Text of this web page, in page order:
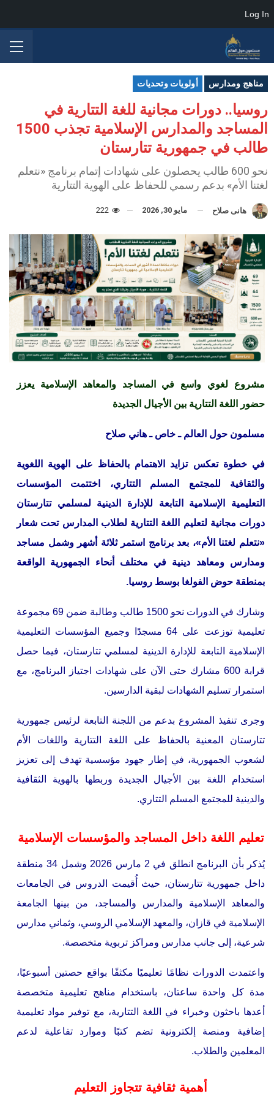
مناهج ومدارس أولويات وتحديات
روسيا.. دورات مجانية للغة التتارية في
المساجد والمدارس الإسلامية تجذب 1500
طالب في جمهورية تتارستان
نحو 600 طالب يحصلون على شهادات إتمام برنامج «نتعلم
لغتنا الأم» بدعم رسمي للحفاظ على الهوية التتارية
هانى صلاح مايو 30, 2026
مشروع لغوي واسع في المساجد والمعاهد الإسلامية يعزز
حضور اللغة التتارية بين الأجيال الجديدة
مسلمون حول العالم ـ خاص ـ هاني صلاح
في خطوة تعكس تزايد الاهتمام بالحفاظ على الهوية اللغوية
والثقافية للمجتمع المسلم التتاري، اختتمت المؤسسات
التعليمية الإسلامية التابعة للإدارة الدينية لمسلمي تتارستان
دورات مجانية لتعليم اللغة التتارية لطلاب المدارس تحت شعار
«نتعلم لغتنا الأم»، بعد برنامج استمر ثلاثة أشهر وشمل مساجد
ومدارس ومعاهد دينية في مختلف أنحاء الجمهورية الواقعة
بمنطقة حوض الفولغا بوسط روسيا.
وشارك في الدورات نحو 1500 طالب وطالبة ضمن 69 مجموعة
تعليمية توزعت على 64 مسجدًا وجميع المؤسسات التعليمية
الإسلامية التابعة للإدارة الدينية لمسلمي تتارستان، فيما حصل
قرابة 600 مشارك حتى الآن على شهادات اجتياز البرنامج، مع
استمرار تسليم الشهادات لبقية الدارسين.
وجرى تنفيذ المشروع بدعم من اللجنة التابعة لرئيس جمهورية
تتارستان المعنية بالحفاظ على اللغة التتارية واللغات الأم
لشعوب الجمهورية، في إطار جهود مؤسسية تهدف إلى تعزيز
استخدام اللغة بين الأجيال الجديدة وربطها بالهوية الثقافية
والدينية للمجتمع المسلم التتاري.
تعليم اللغة داخل المساجد والمؤسسات الإسلامية
يُذكر بأن البرنامج انطلق في 2 مارس 2026 وشمل 34 منطقة
داخل جمهورية تتارستان، حيث أُقيمت الدروس في الجامعات
والمعاهد الإسلامية والمدارس والمساجد، من بينها الجامعة
الإسلامية في قازان، والمعهد الإسلامي الروسي، وثماني مدارس
شرعية، إلى جانب مدارس ومراكز تربوية متخصصة.
واعتمدت الدورات نظامًا تعليميًا مكثفًا بواقع حصتين أسبوعيًا،
مدة كل واحدة ساعتان، باستخدام مناهج تعليمية متخصصة
أعدها باحثون وخبراء في اللغة التتارية، مع توفير مواد تعليمية
إضافية ومنصة إلكترونية تضم كتبًا وموارد تفاعلية لدعم
المعلمين والطلاب.
أهمية ثقافية تتجاوز التعليم
Log In